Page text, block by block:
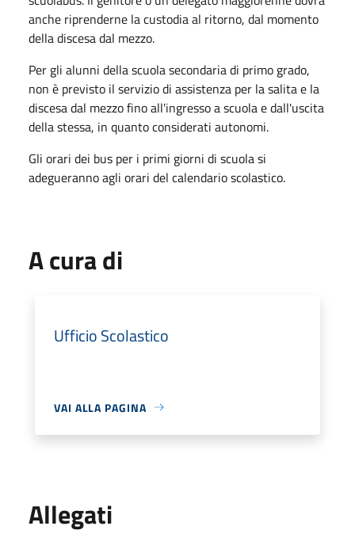
anche riprenderne la custodia al ritorno, dal momento
della discesa dal mezzo.
Per gli alunni della scuola secondaria di primo grado,
non è previsto il servizio di assistenza per la salita e la
discesa dal mezzo fino all'ingresso a scuola e dall'uscita
della stessa, in quanto considerati autonomi.
Gli orari dei bus per i primi giorni di scuola si
adegueranno agli orari del calendario scolastico.
A cura di
Ufficio Scolastico
VAI ALLA PAGINA
Allegati